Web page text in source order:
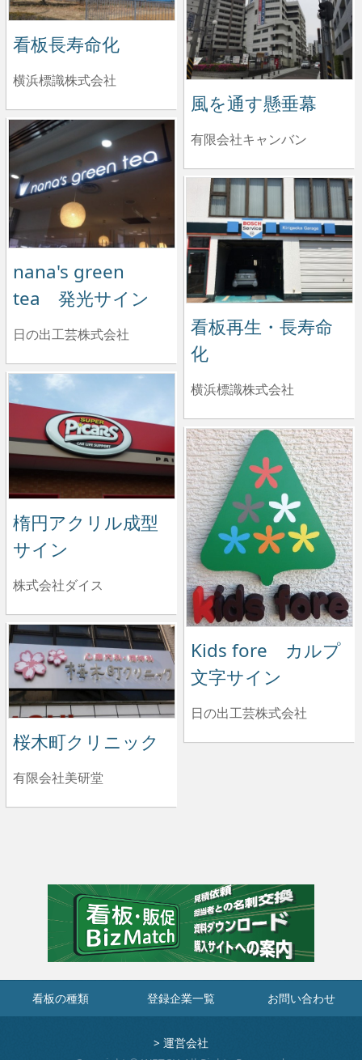
看板長寿命化
横浜標識株式会社
風を通す懸垂幕
有限会社キャンバン
nana's green
tea 発光サイン
日の出工芸株式会社
看板再生・長寿命
化
横浜標識株式会社
楕円アクリル成型
サイン
株式会社ダイス
Kids fore カルプ
文字サイン
日の出工芸株式会社
桜木町クリニック
有限会社美研堂
看板の種類 登録企業一覧 お問い合わせ
> 運営会社